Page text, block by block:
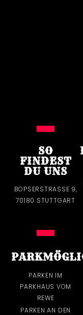
SO
FINDEST
DU UNS
BOPSERSTRASSE 9, 7
0180 STUTTGART
PARKEN IM
PARKHAUS VOM
REWE
PARKEN AN DEN